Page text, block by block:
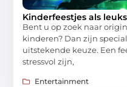
Kinderfeestjes als
Bent u op zoek naar
kinderen? Dan zijn
uitstekende keuze. Een
stressvol zijn,
Entertainment